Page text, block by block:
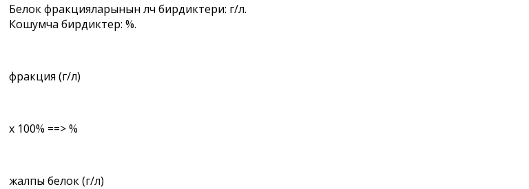
Белок фракцияларынын өлчөө бирдиктери: г/л.
Кошумча бирдиктер: %.
фракция (г/л)
x 100% ==> %
жалпы белок (г/л)